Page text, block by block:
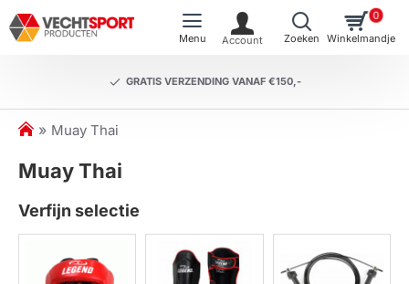
GRATIS VERZENDING VANAF €150,-
0
h
m
Muay Thai
Muay Thai
Verfijn selectie